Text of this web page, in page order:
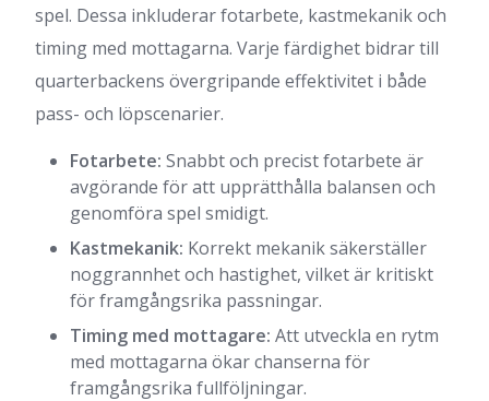
spel. Dessa inkluderar fotarbete, kastmekanik och
timing med mottagarna. Varje färdighet bidrar till
quarterbackens övergripande effektivitet i både
pass- och löpscenarier.
Fotarbete: Snabbt och precist fotarbete är
avgörande för att upprätthålla balansen och
genomföra spel smidigt.
Kastmekanik: Korrekt mekanik säkerställer
noggrannhet och hastighet, vilket är kritiskt
för framgångsrika passningar.
Timing med mottagare: Att utveckla en rytm
med mottagarna ökar chanserna för
framgångsrika fullföljningar.